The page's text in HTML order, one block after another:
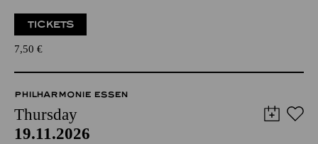
TICKETS
7,50 €
PHILHARMONIE ESSEN
Thursday
19.11.2026